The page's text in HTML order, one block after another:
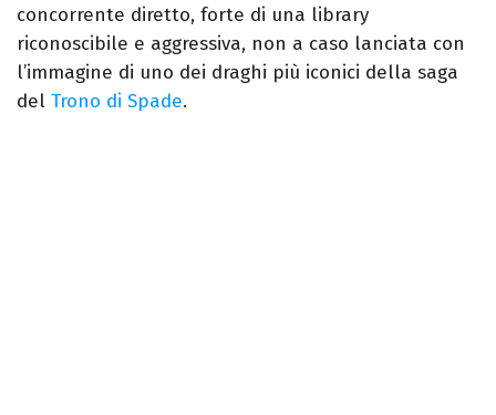
concorrente diretto, forte di una library
riconoscibile e aggressiva, non a caso lanciata con
l’immagine di uno dei draghi più iconici della saga
del Trono di Spade.